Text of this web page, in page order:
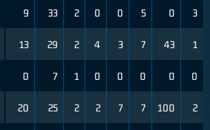
9 33 2 0 0 5 0 3
13 29 2 4 3 7 43 1
0 7 1 0 0 0 0 0
20 25 2 2 7 7 100 2